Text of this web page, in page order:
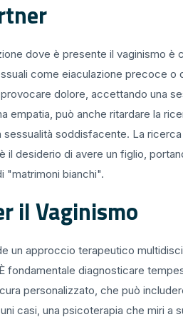
dove è presente il vaginismo è
come eiaculazione precoce o
dolore, accettando una
empatia, può anche ritardare la
soddisfacente. La
il desiderio di avere un figlio,
"matrimoni bianchi".
il Vaginismo
un approccio terapeutico
fondamentale diagnosticare
personalizzato, che può
casi, una psicoterapia che miri a